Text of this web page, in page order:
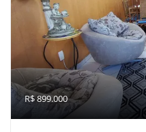
R$ 899.000